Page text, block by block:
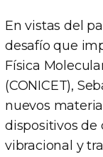
En vistas del
desafío que
Física
(CONICET),
nuevos
dispositivos de
vibracional y